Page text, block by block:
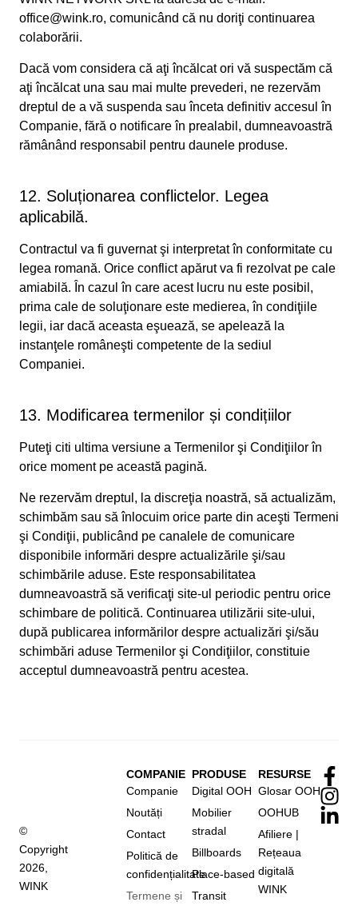
office@wink.ro, comunicând că nu doriţi continuarea
colaborării.
Dacă vom considera că aţi încălcat ori vă suspectăm că
aţi încălcat una sau mai multe prevederi, ne rezervăm
dreptul de a vă suspenda sau înceta definitiv accesul în
Companie, fără o notificare în prealabil, dumneavoastră
rămânând responsabil pentru daunele produse.
12. Soluționarea conflictelor. Legea
aplicabilă.
Contractul va fi guvernat şi interpretat în conformitate cu
legea romană. Orice conflict apărut va fi rezolvat pe cale
amiabilă. În cazul în care acest lucru nu este posibil,
prima cale de soluţionare este medierea, în condiţiile
legii, iar dacă aceasta eşuează, se apelează la
instanţele româneşti competente de la sediul
Companiei.
13. Modificarea termenilor și condițiilor
Puteţi citi ultima versiune a Termenilor şi Condiţiilor în
orice moment pe această pagină.
Ne rezervăm dreptul, la discreţia noastră, să actualizăm,
schimbăm sau să înlocuim orice parte din aceşti Termeni
şi Condiţii, publicând pe canalele de comunicare
disponibile informări despre actualizările şi/sau
schimbările aduse. Este responsabilitatea
dumneavoastră să verificaţi site-ul periodic pentru orice
schimbare de politică. Continuarea utilizării site-ului,
după publicarea informărilor despre actualizări şi/său
schimbări aduse Termenilor şi Condiţiilor, constituie
acceptul dumneavoastră pentru acestea.
©
Copyright
2026,
WINK
COMPANIE
Companie
Noutăți
Contact
Politică de
confidențialitate
Termene și
PRODUSE
Digital OOH
Mobilier
stradal
Billboards
Place-based
Transit
RESURSE
Glosar OOH
OOHUB
Afiliere |
Rețeaua
digitală
WINK